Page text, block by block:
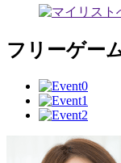
フリーゲー